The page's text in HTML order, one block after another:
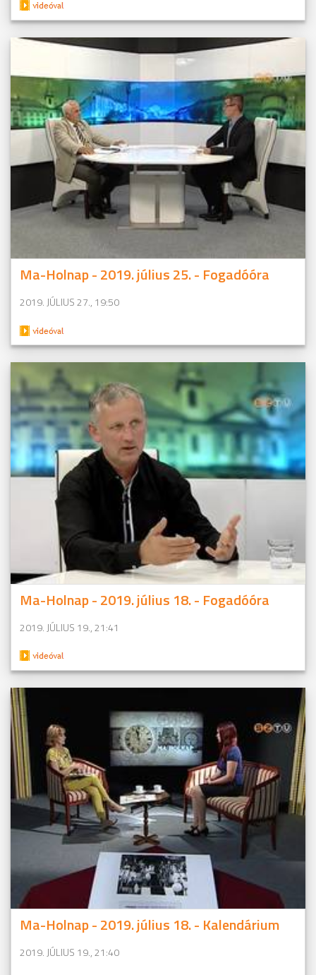
Ma-Holnap - 2019. július 25. - Fogadóóra
2019. JÚLIUS 27., 19:50
Ma-Holnap - 2019. július 18. - Fogadóóra
2019. JÚLIUS 19., 21:41
Ma-Holnap - 2019. július 18. - Kalendárium
2019. JÚLIUS 19., 21:40